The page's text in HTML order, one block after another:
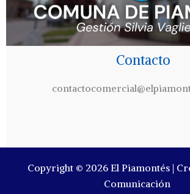
Contacto
Copyright © 2026 El Piamontés |
Comunicación